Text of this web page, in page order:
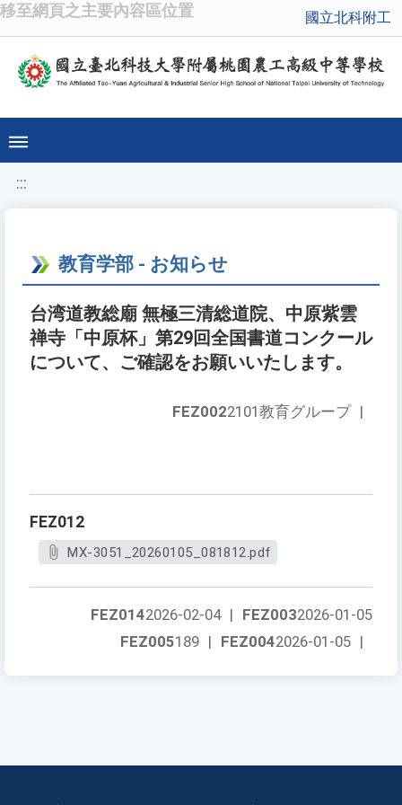
移至網頁之主要內容區位置 國立北科附工
:::
教育学部 - お知らせ
台湾道教総廟 無極三清総道院、中原紫雲
禅寺「中原杯」第29回全国書道コンクール
について、ご確認をお願いいたします。
FEZ0022101教育グループ |
FEZ012
MX-3051_20260105_081812.pdf
FEZ0032026-01-05
FEZ0142026-02-04 |
FEZ0042026-01-05 |
FEZ005189 |